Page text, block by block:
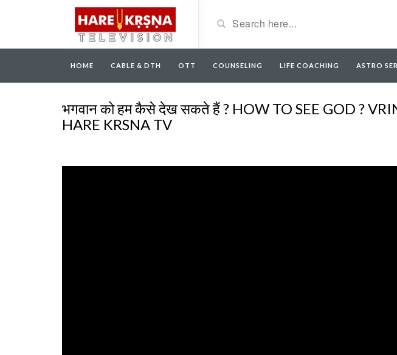
HOME CABLE & DTH OTT COUNSELING LIFE COACHING ASTRO
भगवान को हम कैसे देख सकते हैं ? HOW TO SEE GOD ?
HARE KRSNA TV